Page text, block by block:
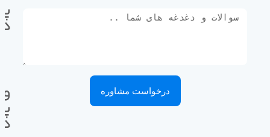
درخواست مشاوره